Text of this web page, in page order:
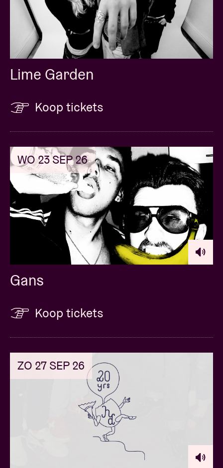
Lime Garden
Koop tickets
WO 23 SEP 26
Gans
Koop tickets
ZO 27 SEP 26